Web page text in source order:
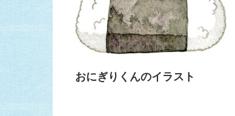
おにぎりくんのイラスト